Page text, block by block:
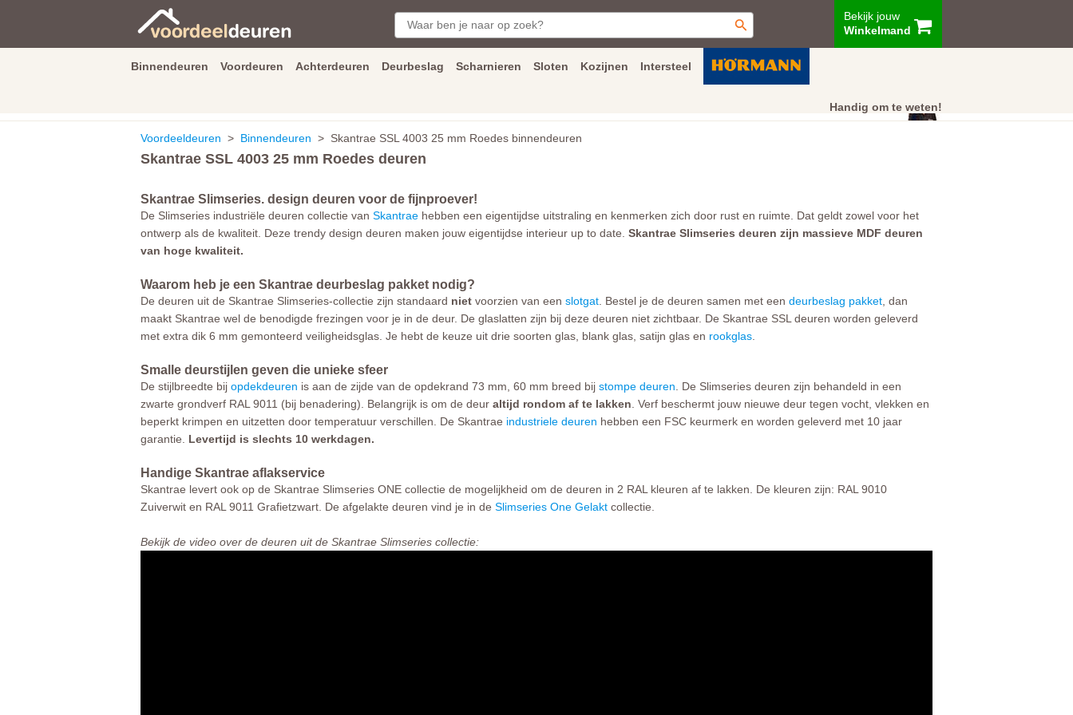
Bekijk jouw
Winkelmand
Binnendeuren Voordeuren Achterdeuren Deurbeslag Scharnieren Sloten Kozijnen Intersteel
Handig om te weten!
Klantenservice
Voordeeldeuren > Binnendeuren > Skantrae SSL 4003 25 mm Roedes binnendeuren
Skantrae SSL 4003 25 mm Roedes deuren
Skantrae Slimseries. design deuren voor de fijnproever!
De Slimseries industriële deuren collectie van Skantrae hebben een eigentijdse uitstraling en kenmerken zich door rust en ruimte. Dat geldt zowel voor het
ontwerp als de kwaliteit. Deze trendy design deuren maken jouw eigentijdse interieur up to date. Skantrae Slimseries deuren zijn massieve MDF deuren
van hoge kwaliteit.
Waarom heb je een Skantrae deurbeslag pakket nodig?
De deuren uit de Skantrae Slimseries-collectie zijn standaard niet voorzien van een slotgat . Bestel je de deuren samen met een deurbeslag pakket , dan
maakt Skantrae wel de benodigde frezingen voor je in de deur. De glaslatten zijn bij deze deuren niet zichtbaar. De Skantrae SSL deuren worden geleverd
met extra dik 6 mm gemonteerd veiligheidsglas. Je hebt de keuze uit drie soorten glas, blank glas, satijn glas en rookglas
Smalle deurstijlen geven die unieke sfeer
De stijlbreedte bij opdekdeuren is aan de zijde van de opdekrand 73 mm, 60 mm breed bij stompe deuren . De Slimseries deuren zijn behandeld in een
zwarte grondverf RAL 9011 (bij benadering). Belangrijk is om de deur altijd rondom af te lakken . Verf beschermt jouw nieuwe deur tegen vocht, vlekken en
beperkt krimpen en uitzetten door temperatuur verschillen. De Skantrae industriele deuren hebben een FSC keurmerk en worden geleverd met 10 jaar
garantie. Levertijd is slechts 10 werkdagen.
Handige Skantrae aflakservice
Skantrae levert ook op de Skantrae Slimseries ONE collectie de mogelijkheid om de deuren in 2 RAL kleuren af te lakken. De kleuren zijn: RAL 9010
Zuiverwit en RAL 9011 Grafietzwart. De afgelakte deuren vind je in de Slimseries One Gelakt collectie.
Bekijk de video over de deuren uit de Skantrae Slimseries collectie: